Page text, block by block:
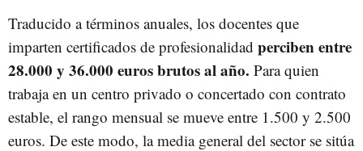
Traducido a términos anuales, los docentes que
imparten certificados de profesionalidad perciben entre
28.000 y 36.000 euros brutos al año. Para quien
trabaja en un centro privado o concertado con contrato
estable, el rango mensual se mueve entre 1.500 y 2.500
euros. De este modo, la media general del sector se sitúa